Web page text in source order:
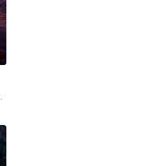
中把一个无害的爱情机器人变成了
了创造一个真正有知觉的伴侣，他
outpost unravel the disturbing